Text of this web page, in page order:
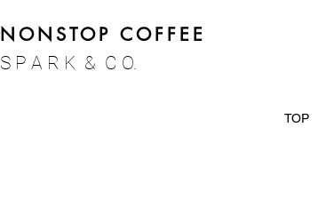
NONSTOP COFFEE
S P A R K & C O.
TOP